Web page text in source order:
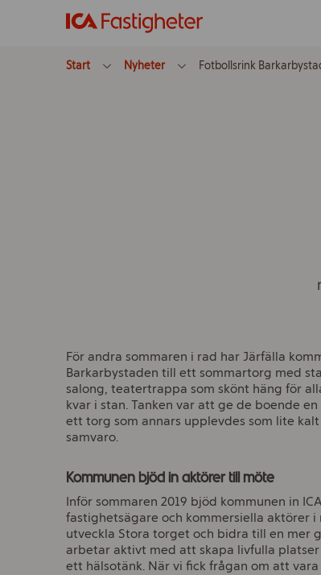
Start Nyheter Fotbollsrink
För andra sommaren i rad har Järfälla
Barkarbystaden till ett sommartorg med
salong, teatertrappa som skönt häng för
kvar i stan. Tanken var att ge de boende
ett torg som annars upplevdes som lite
samvaro.
Kommunen bjöd in aktörer till möte
Inför sommaren 2019 bjöd kommunen in
fastighetsägare och kommersiella aktörer
utveckla Stora torget och bidra till en mer
arbetar aktivt med att skapa livfulla
ett hälsotänk. När vi fick frågan om att